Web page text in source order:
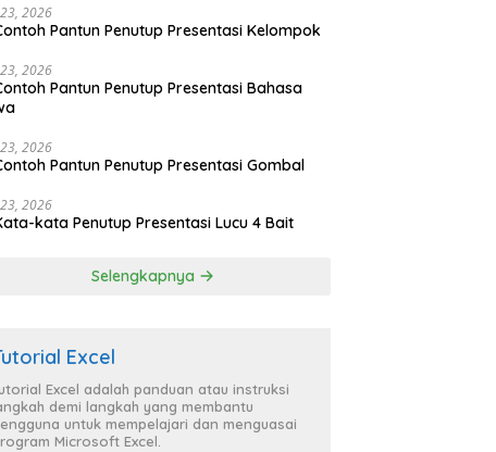
2026
Pantun Penutup Presentasi Kelompok
2026
Pantun Penutup Presentasi Bahasa
2026
Pantun Penutup Presentasi Gombal
2026
kata Penutup Presentasi Lucu 4 Bait
Selengkapnya
Excel
Excel adalah panduan atau instruksi
demi langkah yang membantu
untuk mempelajari dan menguasai
Microsoft Excel.